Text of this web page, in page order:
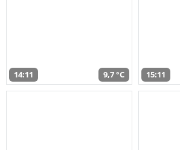
14:11 9,7 °C 15:11